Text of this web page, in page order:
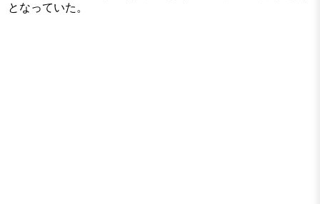
となっていた。